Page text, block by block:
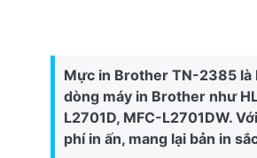
Mực in Brother TN-2385 là
dòng máy in Brother như
L2701D, MFC-L2701DW.
phí in ấn, mang lại bản in